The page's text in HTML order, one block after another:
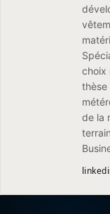
choix
thèse
de la